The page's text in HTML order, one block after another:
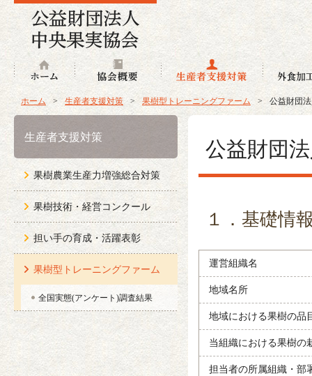
ホーム > 生産者支援対策 > 果樹型トレーニングファーム > 公益財団
生産者支援対策
果樹農業生産力増強総合対策
果樹技術・経営コンクール
担い手の育成・活躍表彰
果樹型トレーニングファーム
全国実態(アンケート)調査結果
公益財団
１．基礎情
運営組織名
地域名所
地域における果樹の品
当組織における果樹の
担当者の所属組織・部